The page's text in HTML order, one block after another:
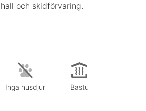
och skidförvaring.
Inga husdjur Bastu